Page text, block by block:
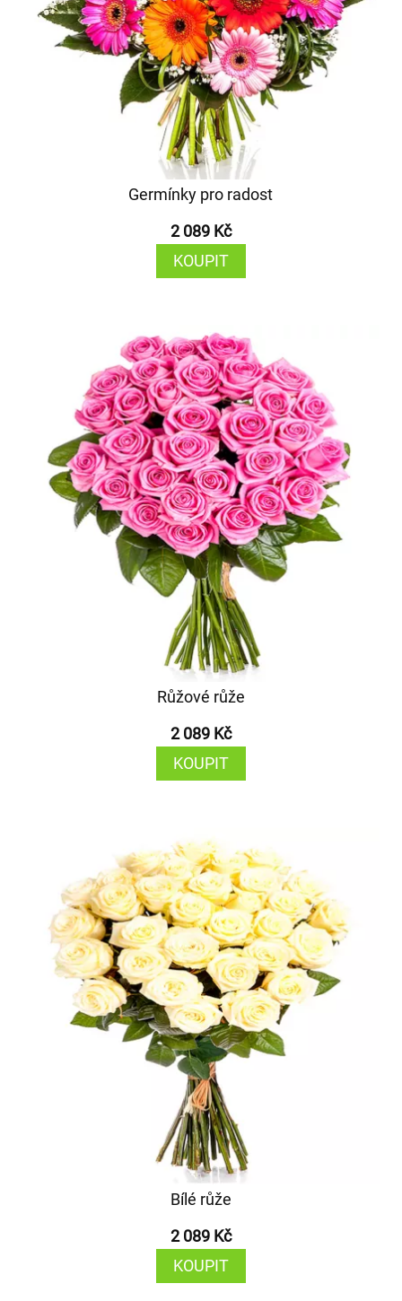
Germínky pro radost
2 089 Kč
KOUPIT
Růžové růže
2 089 Kč
KOUPIT
Bílé růže
2 089 Kč
KOUPIT